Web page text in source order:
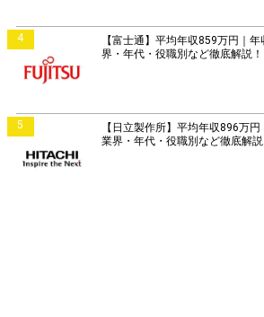
4
【富士通】平均年収859万円｜
界・年代・役職別など徹底解説！
5
【日立製作所】平均年収896万円
業界・年代・役職別など徹底解説